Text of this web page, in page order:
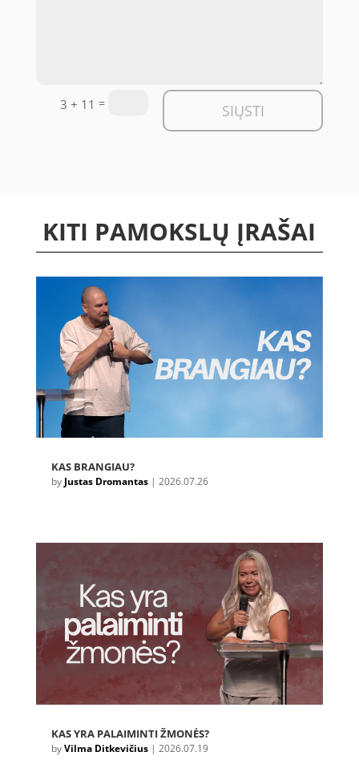
3 + 11 = SIŲSTI
KITI PAMOKSLŲ ĮRAŠAI
KAS BRANGIAU?
by Justas Dromantas| 2026.07.26
KAS YRA PALAIMINTI ŽMONĖS?
byVilma Ditkevičius| 2026.07.19